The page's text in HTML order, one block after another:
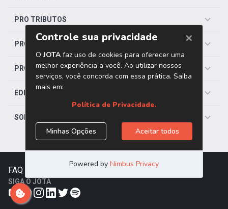
PRO TRIBUTOS
PRO TRABALHISTA
PRO SAÚDE
EDITORIAS
SOBRE O JOTA
FAQ Trabalhe Conosco
SIGA O JOTA